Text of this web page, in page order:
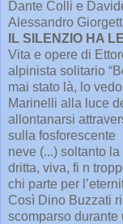
Dante Colli e
Alessandro
IL SILENZIO HA
Vita e opere di
alpinista solitario
mai stato là, lo
Marinelli alla luce
allontanarsi
sulla fosforescente
neve (...) soltanto
dritta, viva, fi n
chi parte per
Così Dino Buzzati
scomparso durante